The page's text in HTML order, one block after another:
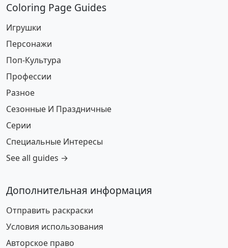
Coloring Page Guides
Игрушки
Персонажи
Поп-Культура
Профессии
Разное
Сезонные И Праздничные
Серии
Специальные Интересы
See all guides →
Дополнительная информация
Отправить раскраски
Условия использования
Авторское право